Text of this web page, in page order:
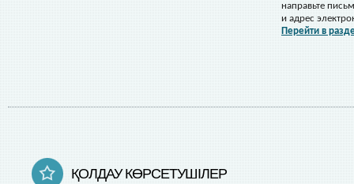
направьте
и адрес
Перейти в
ҚОЛДАУ КӨРСЕТУШІЛЕР